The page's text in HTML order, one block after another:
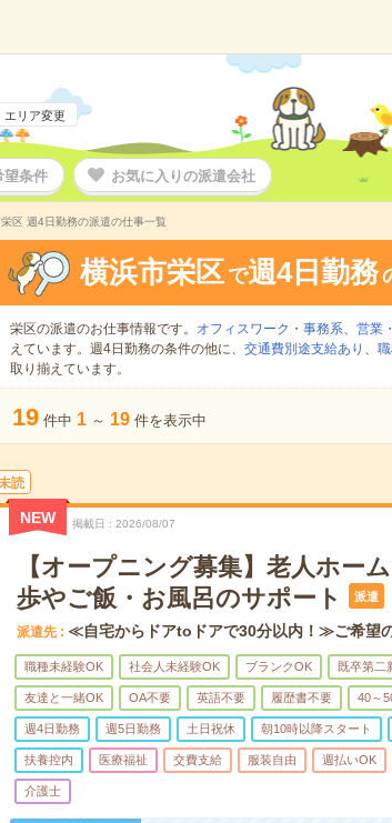
エリア変更
望条件 お気に入りの派遣会社
区 週4日勤務の派遣の仕事一覧
横浜市栄区 で週4日勤務
栄区の派遣のお仕事情報です。 オフィスワーク・事務系、 営業
えています。週4日勤務の条件の他に、 交通費別途支給あり 、
取り揃えています。
19 件中 1 ～ 19 件を表示中
読
NEW 掲載日 2026/08/07
【オープニング募集】老人ホー
歩やご飯・お風呂のサポート
派遣
派遣先 ≪自宅からドアtoドアで30分以内！≫ご希望の
職種未経験OK 社会人未経験OK ブランクOK 既卒第二
友達と一緒OK OA不要 英語不要 履歴書不要 40～
週4日勤務 週5日勤務 土日祝休 朝10時以降スタート
扶養控内 医療福祉 交費支給 服装自由 週払いOK
介護士